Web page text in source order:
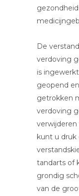
De
verdoving
is
geopend
getrokken
verdoving
verwijderen
kunt u druk
tandarts of
grondig
van de